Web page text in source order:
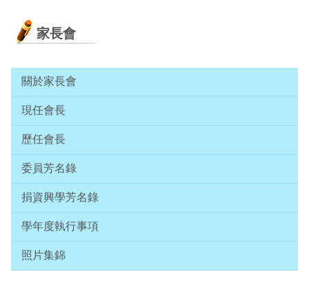
家長會
關於家長會
現任會長
歷任會長
委員芳名錄
捐資興學芳名錄
學年度執行事項
照片集錦